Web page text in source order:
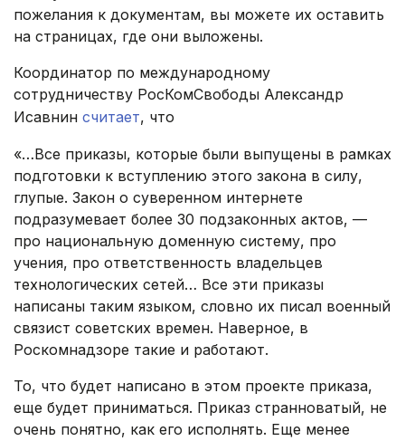
пожелания к документам, вы можете их оставить
на страницах, где они выложены.
Координатор по международному
сотрудничеству РосКомСвободы Александр
Исавнин считает, что
«…Все приказы, которые были выпущены в рамках
подготовки к вступлению этого закона в силу,
глупые. Закон о суверенном интернете
подразумевает более 30 подзаконных актов, —
про национальную доменную систему, про
учения, про ответственность владельцев
технологических сетей… Все эти приказы
написаны таким языком, словно их писал военный
связист советских времен. Наверное, в
Роскомнадзоре такие и работают.
То, что будет написано в этом проекте приказа,
еще будет приниматься. Приказ странноватый, не
очень понятно, как его исполнять. Еще менее